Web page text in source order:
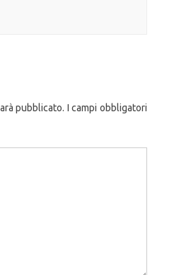
pubblicato. I campi obbligatori